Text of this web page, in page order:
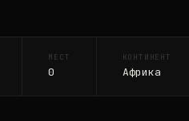
МЕСТ
0
КОНТИНЕНТ
Африка